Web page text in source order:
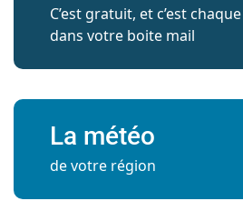
C’est gratuit, et c’est
dans votre boite mail
La météo
de votre région